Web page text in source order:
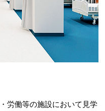
労働等の施設において見学